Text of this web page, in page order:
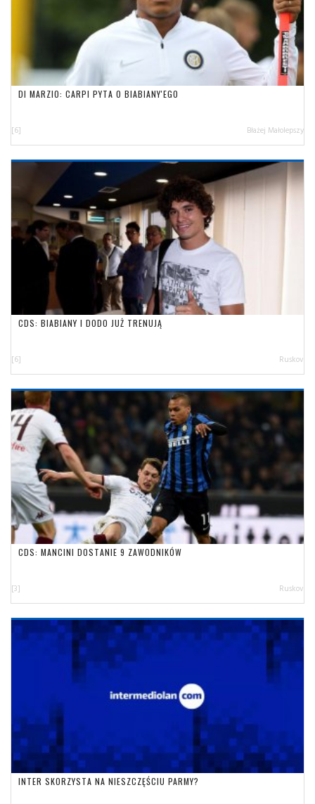
DI MARZIO: CARPI PYTA O BIABIANY'EGO
[6] Błażej Małolepszy
CDS: BIABIANY I DODO JUŻ TRENUJĄ
[6] Ruskov
CDS: MANCINI DOSTANIE 9 ZAWODNIKÓW
[3] Ruskov
INTER SKORZYSTA NA NIESZCZĘŚCIU PARMY?